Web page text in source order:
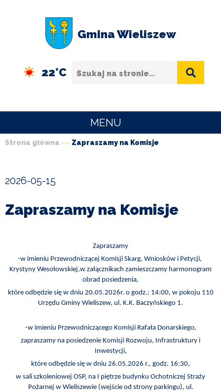
Gmina Wieliszew
22°C
MENU
URZĄD
O
SPORT
OŚWIATA
ZDROWIE
Strona główna Zapraszamy na Komisje
2026-05-15
Zapraszamy na Komisje
Zapraszamy
-w imieniu Przewodniczącej Komisji Skarg, Wniosków i Petycji,
Krystyny Wesołowskiej,w załącznikach zamieszczamy harmonogram
obrad posiedzenia,
które odbędzie się w dniu 20.05.2026r. o godz.: 14:00, w pokoju 110
Urzędu Gminy Wieliszew, ul. K.K. Baczyńskiego 1.
-w imieniu Przewodniczącego Komisji Rafała Donarskiego,
zapraszamy na posiedzenie Komisji Rozwoju, Infrastruktury i
Inwestycji,
które odbędzie się w dniu 26.05.2026 r., godz. 16:30,
w sali szkoleniowej OSP, na I piętrze budynku Ochotniczej Straży
Pożarnej w Wieliszewie (wejście od strony parkingu), ul.